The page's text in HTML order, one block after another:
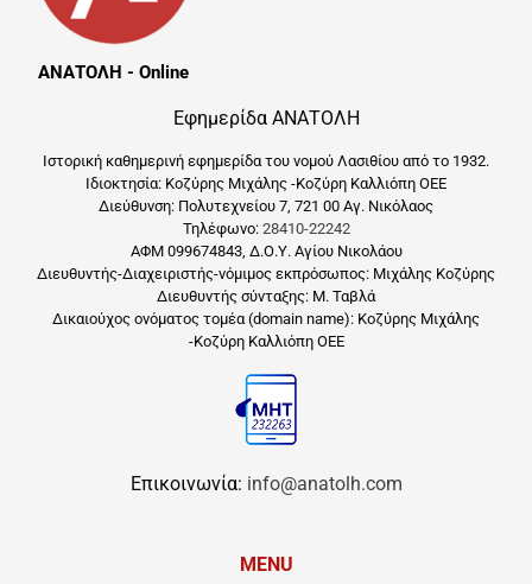
ΑΝΑΤΟΛΗ - Online
Εφημερίδα ΑΝΑΤΟΛΗ
Ιστορική καθημερινή εφημερίδα του νομού Λασιθίου από το 1932.
Ιδιοκτησία: Κοζύρης Μιχάλης -Κοζύρη Καλλιόπη ΟΕΕ
Διεύθυνση: Πολυτεχνείου 7, 721 00 Αγ. Νικόλαος
Τηλέφωνο: 28410-22242
ΑΦΜ 099674843, Δ.Ο.Υ. Αγίου Νικολάου
Διευθυντής-Διαχειριστής-νόμιμος εκπρόσωπος: Μιχάλης Κοζύρης
Διευθυντής σύνταξης: Μ. Ταβλά
Δικαιούχος ονόματος τομέα (domain name): Κοζύρης Μιχάλης
-Κοζύρη Καλλιόπη ΟΕΕ
Επικοινωνία: info@anatolh.com
MENU